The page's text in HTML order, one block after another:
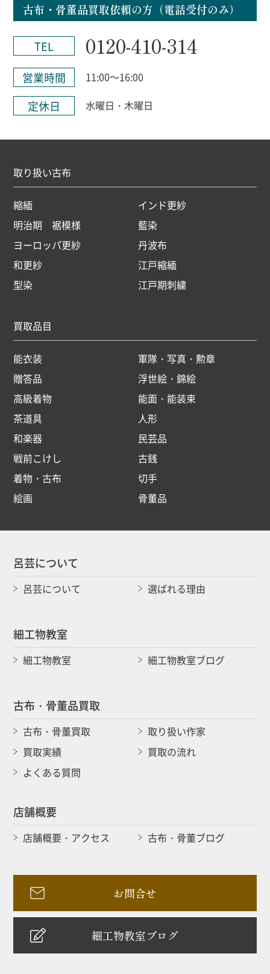
古布・骨董品買取依頼の方（電話受付のみ）
TEL 0120-410-314
営業時間 11:00～16:00
定休日 水曜日・木曜日
取り扱い古布
縮緬
インド更紗
明治期 裾模様
藍染
ヨーロッパ更紗
丹波布
和更紗
江戸縮緬
型染
江戸期刺繍
買取品目
能衣装
軍隊・写真・勲章
贈答品
浮世絵・錦絵
高級着物
能面・能装束
茶道具
人形
和楽器
民芸品
戦前こけし
古銭
着物・古布
切手
絵画
骨董品
呂芸について
呂芸について 選ばれる理由
細工物教室
細工物教室 細工物教室ブログ
古布・骨董品買取
古布・骨董買取
取り扱い作家
買取実績
買取の流れ
よくある質問
店舗概要
店舗概要・アクセス 古布・骨董ブログ
お問合せ
細工物教室ブログ